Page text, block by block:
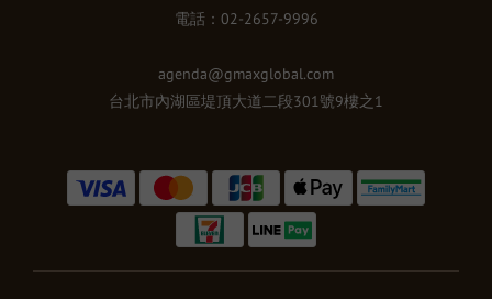
電話：02-2657-9996
agenda@gmaxglobal.com
台北市內湖區堤頂大道二段301號9樓之1